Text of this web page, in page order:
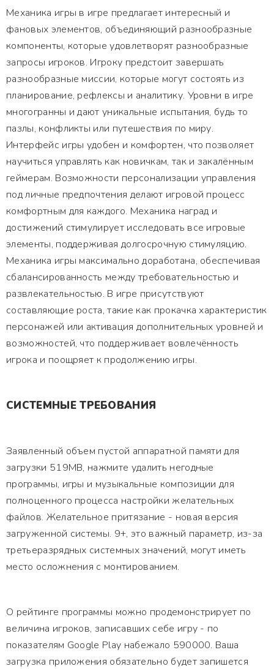
Механика игры в игре предлагает интересный и
фановых элементов, объединяющий разнообразные
компоненты, которые удовлетворят разнообразные
запросы игроков. Игроку предстоит завершать
разнообразные миссии, которые могут состоять из
планирование, рефлексы и аналитику. Уровни в игре
многогранны и дают уникальные испытания, будь то
пазлы, конфликты или путешествия по миру.
Интерфейс игры удобен и комфортен, что позволяет
научиться управлять как новичкам, так и закалённым
геймерам. Возможности персонализации управления
под личные предпочтения делают игровой процесс
комфортным для каждого. Механика наград и
достижений стимулирует исследовать все игровые
элементы, поддерживая долгосрочную стимуляцию.
Механика игры максимально доработана, обеспечивая
сбалансированность между требовательностью и
развлекательностью. В игре присутствуют
составляющие роста, такие как прокачка характеристик
персонажей или активация дополнительных уровней и
возможностей, что поддерживает вовлечённость
игрока и поощряет к продолжению игры.
СИСТЕМНЫЕ ТРЕБОВАНИЯ
Заявленный объем пустой аппаратной памяти для
загрузки 519MB, нажмите удалить негодные
программы, игры и музыкальные композиции для
полноценного процесса настройки желательных
файлов. Желательное притязание - новая версия
загруженной системы. 9+, это важный параметр, из-за
третьеразрядных системных значений, могут иметь
место осложнения с монтированием.
О рейтинге программы можно продемонстрирует по
величина игроков, записавших себе игру - по
показателям Google Play набежало 590000. Ваша
загрузка приложения обязательно будет запишется